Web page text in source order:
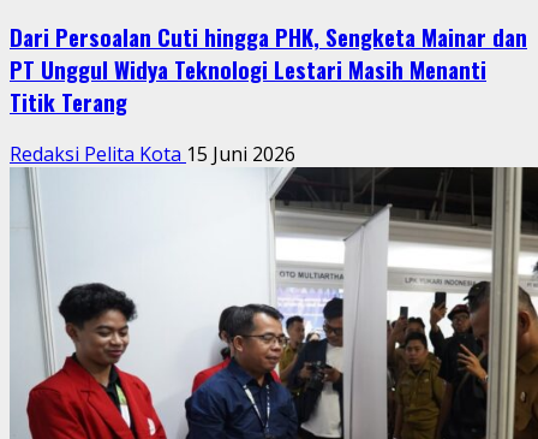
Dari Persoalan Cuti hingga PHK, Sengketa Mainar dan
PT Unggul Widya Teknologi Lestari Masih Menanti
Titik Terang
Redaksi Pelita Kota 15 Juni 2026